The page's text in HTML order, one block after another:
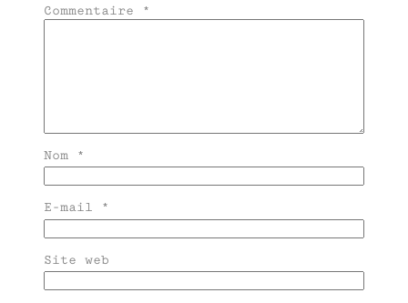
Commentaire
*
Nom *
E-mail *
Site web